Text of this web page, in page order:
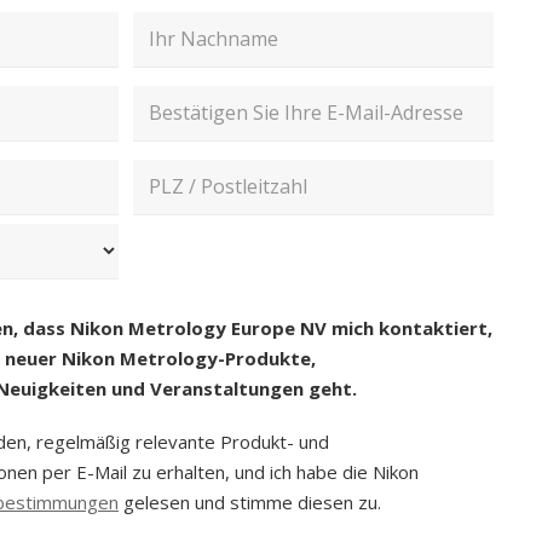
Mail
dass Nikon Metrology Europe NV mich kontaktiert,
neuer Nikon Metrology-Produkte,
und Veranstaltungen geht.
regelmäßig relevante Produkt- und
per E-Mail zu erhalten, und ich habe die Nikon
gelesen und stimme diesen zu.